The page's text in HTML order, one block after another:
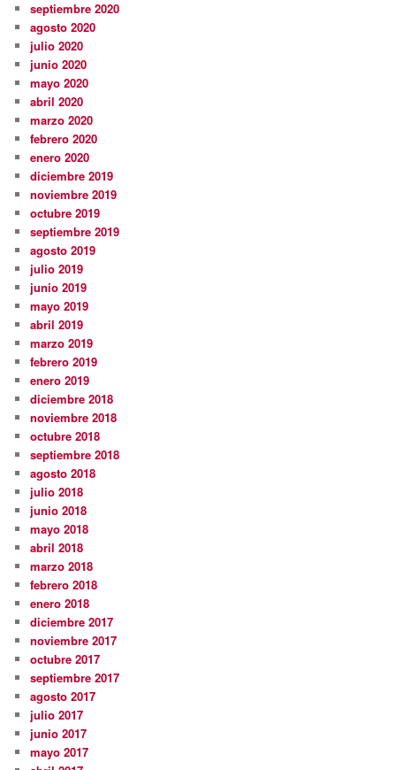
septiembre 2020
agosto 2020
julio 2020
junio 2020
mayo 2020
abril 2020
marzo 2020
febrero 2020
enero 2020
diciembre 2019
noviembre 2019
octubre 2019
septiembre 2019
agosto 2019
julio 2019
junio 2019
mayo 2019
abril 2019
marzo 2019
febrero 2019
enero 2019
diciembre 2018
noviembre 2018
octubre 2018
septiembre 2018
agosto 2018
julio 2018
junio 2018
mayo 2018
abril 2018
marzo 2018
febrero 2018
enero 2018
diciembre 2017
noviembre 2017
octubre 2017
septiembre 2017
agosto 2017
julio 2017
junio 2017
mayo 2017